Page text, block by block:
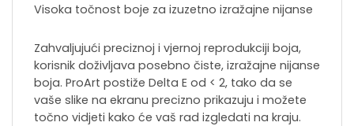
Visoka točnost boje za izuzetno izražajne nijanse
Zahvaljujući preciznoj i vjernoj reprodukciji boja,
korisnik doživljava posebno čiste, izražajne nijanse
boja. ProArt postiže Delta E od < 2, tako da se
vaše slike na ekranu precizno prikazuju i možete
točno vidjeti kako će vaš rad izgledati na kraju.